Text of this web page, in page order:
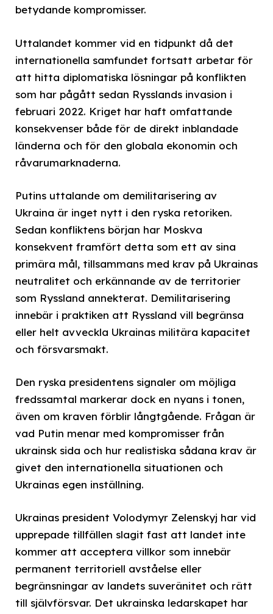
betydande kompromisser.
Uttalandet kommer vid en tidpunkt då det
internationella samfundet fortsatt arbetar för
att hitta diplomatiska lösningar på konflikten
som har pågått sedan Rysslands invasion i
februari 2022. Kriget har haft omfattande
konsekvenser både för de direkt inblandade
länderna och för den globala ekonomin och
råvarumarknaderna.
Putins uttalande om demilitarisering av
Ukraina är inget nytt i den ryska retoriken.
Sedan konfliktens början har Moskva
konsekvent framfört detta som ett av sina
primära mål, tillsammans med krav på Ukrainas
neutralitet och erkännande av de territorier
som Ryssland annekterat. Demilitarisering
innebär i praktiken att Ryssland vill begränsa
eller helt avveckla Ukrainas militära kapacitet
och försvarsmakt.
Den ryska presidentens signaler om möjliga
fredssamtal markerar dock en nyans i tonen,
även om kraven förblir långtgående. Frågan är
vad Putin menar med kompromisser från
ukrainsk sida och hur realistiska sådana krav är
givet den internationella situationen och
Ukrainas egen inställning.
Ukrainas president Volodymyr Zelenskyj har vid
upprepade tillfällen slagit fast att landet inte
kommer att acceptera villkor som innebär
permanent territoriell avståelse eller
begränsningar av landets suveränitet och rätt
till självförsvar. Det ukrainska ledarskapet har